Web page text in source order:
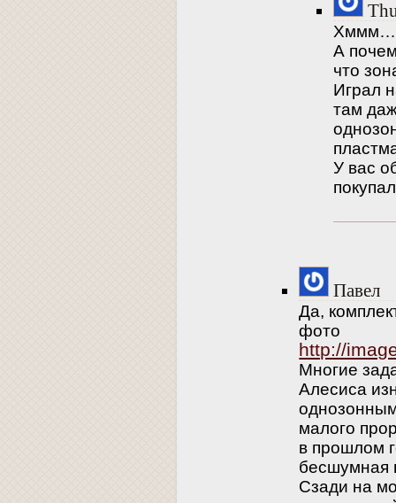
Хммм…
А
что
Играл
там
У вас
Павел
Да,
фото
http://
Многие
Алесиса
малого
в прошлом
бесшумная
Сзади на